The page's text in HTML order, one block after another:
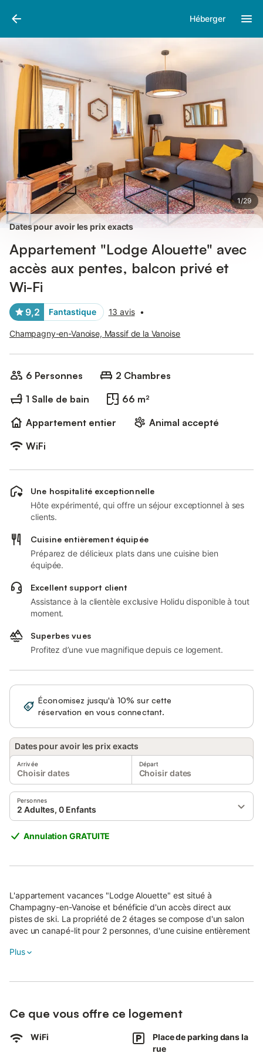
Héberger
1/29
Photos
Dates pour avoir les prix exacts
Appartement "Lodge Alouette" avec
accès aux pentes, balcon privé et
Wi-Fi
9,2 Fantastique 13 avis •
Champagny-en-Vanoise, Massif de la Vanoise
6 Personnes
2 Chambres
1 Salle de bain
66 m²
Appartement entier
Animal accepté
WiFi
Une hospitalité exceptionnelle
Hôte expérimenté, qui offre un séjour exceptionnel à ses
clients.
Cuisine entièrement équipée
Préparez de délicieux plats dans une cuisine bien
équipée.
Excellent support client
Assistance à la clientèle exclusive Holidu disponible à tout
moment.
Superbes vues
Profitez d’une vue magnifique depuis ce logement.
Économisez jusqu'à 10% sur cette
réservation en vous connectant.
Dates pour avoir les prix exacts
Arrivée
Choisir dates
Départ
Choisir dates
Personnes
2 Adultes, 0 Enfants
Annulation GRATUITE
L'appartement vacances "Lodge Alouette" est situé à
Champagny-en-Vanoise et bénéficie d'un accès direct aux
pistes de ski. La propriété de 2 étages se compose d'un salon
avec un canapé-lit pour 2 personnes, d'une cuisine entièrement
toilettes supplémentaires, et peut donc accueillir 6 personnes.
Une chaise haute est également disponible.
vous pourrez vous détendre le soir.
Plus
Ce que vous offre ce logement
WiFi
Place de parking dans la
rue